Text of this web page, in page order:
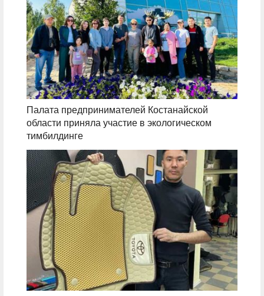
Палата предпринимателей Костанайской
области приняла участие в экологическом
тимбилдинге